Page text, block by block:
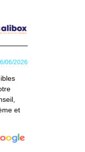
06/2026
et